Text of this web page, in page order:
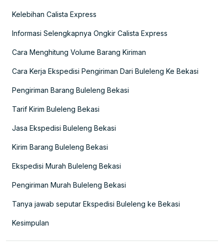
Kelebihan Calista Express
Informasi Selengkapnya Ongkir Calista Express
Cara Menghitung Volume Barang Kiriman
Cara Kerja Ekspedisi Pengiriman Dari Buleleng Ke Bekasi
Pengiriman Barang Buleleng Bekasi
Tarif Kirim Buleleng Bekasi
Jasa Ekspedisi Buleleng Bekasi
Kirim Barang Buleleng Bekasi
Ekspedisi Murah Buleleng Bekasi
Pengiriman Murah Buleleng Bekasi
Tanya jawab seputar Ekspedisi Buleleng ke Bekasi
Kesimpulan